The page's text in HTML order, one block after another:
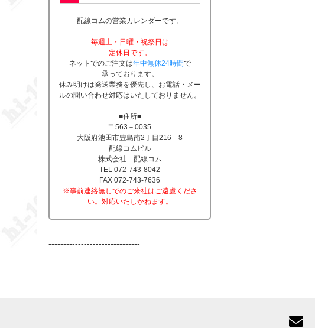
配線コムの営業カレンダーです。
毎週土・日曜・祝祭日は
定休日です。
ネットでのご注文は年中無休24時間で
承っております。
休み明けは発送業務を優先し、お電話・メー
ルの問い合わせ対応はいたしておりません。
■住所■
〒563－0035
大阪府池田市豊島南2丁目216－8
配線コムビル
株式会社 配線コム
TEL 072-743-8042
FAX 072-743-7636
※事前連絡無しでのご来社はご遠慮くださ
い。対応いたしかねます。
-------------------------------